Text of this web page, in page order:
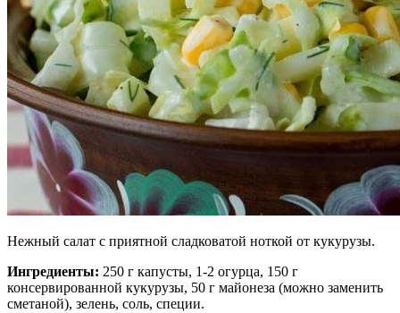
Нежный салат с приятной сладковатой ноткой от кукурузы.
Ингредиенты: 250 г капусты, 1-2 огурца, 150 г
консервированной кукурузы, 50 г майонеза (можно заменить
сметаной), зелень, соль, специи.